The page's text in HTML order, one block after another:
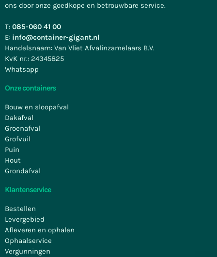
ons door onze goedkope en betrouwbare service.
T: 085-060 41 00
E: info@container-gigant.nl
Handelsnaam: Van Vliet Afvalinzamelaars B.V.
KvK nr.: 24345825
Whatsapp
Onze containers
Bouw en sloopafval
Dakafval
Groenafval
Grofvuil
Puin
Hout
Grondafval
Klantenservice
Bestellen
Levergebied
Afleveren en ophalen
Ophaalservice
Vergunningen